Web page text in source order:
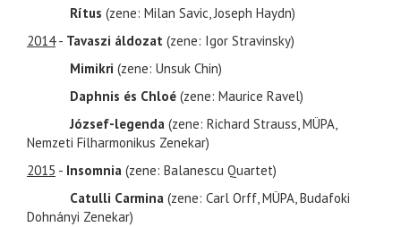
Rítus (zene: Milan Savic, Joseph Haydn)
2014- Tavaszi áldozat (zene: Igor Stravinsky)
Mimikri (zene: Unsuk Chin)
Daphnis és Chloé (zene: Maurice Ravel)
József-legenda (zene: Richard Strauss, MÜPA,
Nemzeti Filharmonikus Zenekar)
2015 - Insomnia (zene: Balanescu Quartet)
Catulli Carmina (zene: Carl Orff, MÜPA, Budafoki
Dohnányi Zenekar)